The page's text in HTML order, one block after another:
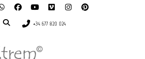
+34 677 820 024